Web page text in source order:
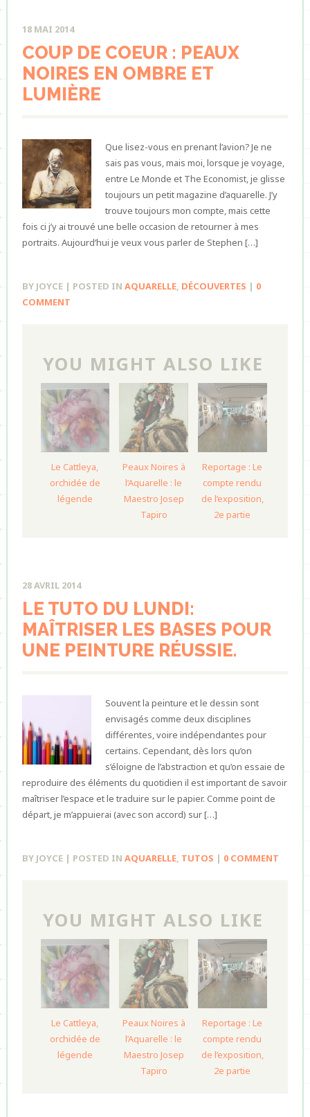
18 MAI 2014
COUP DE COEUR : PEAUX
NOIRES EN OMBRE ET
LUMIÈRE
Que lisez-vous en prenant l’avion? Je ne
sais pas vous, mais moi, lorsque je voyage,
entre Le Monde et The Economist, je glisse
toujours un petit magazine d’aquarelle. J’y
trouve toujours mon compte, mais cette
fois ci j’y ai trouvé une belle occasion de retourner à mes
portraits. Aujourd’hui je veux vous parler de Stephen […]
BY JOYCE | POSTED INAQUARELLE, DÉCOUVERTES | 0
COMMENT
YOU MIGHT ALSO LIKE
Le Cattleya,
orchidée de
légende
Peaux Noires à
l’Aquarelle : le
Maestro Josep
Tapiro
Reportage : Le
compte rendu
de l’exposition,
2e partie
28 AVRIL 2014
LE TUTO DU LUNDI:
MAÎTRISER LES BASES POUR
UNE PEINTURE RÉUSSIE.
Souvent la peinture et le dessin sont
envisagés comme deux disciplines
différentes, voire indépendantes pour
certains. Cependant, dès lors qu’on
s’éloigne de l’abstraction et qu’on essaie de
reproduire des éléments du quotidien il est important de savoir
maîtriser l’espace et le traduire sur le papier. Comme point de
départ, je m’appuierai (avec son accord) sur […]
BY JOYCE | POSTED INAQUARELLE, TUTOS | 0 COMMENT
YOU MIGHT ALSO LIKE
Le Cattleya,
orchidée de
légende
Peaux Noires à
l’Aquarelle : le
Maestro Josep
Tapiro
Reportage : Le
compte rendu
de l’exposition,
2e partie